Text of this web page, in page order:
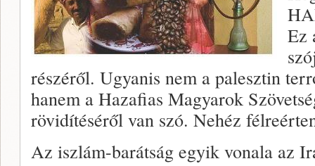
Ez
részéről. Ugyanis nem a palesztin
hanem a Hazafias Magyarok
rövidítéséről van szó. Nehéz
Az iszlám-barátság egyik vonala az